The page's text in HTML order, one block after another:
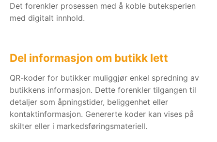
Det forenkler prosessen med å koble buteksperien
med digitalt innhold.
Del informasjon om butikk lett
QR-koder for butikker muliggjør enkel spredning av
butikkens informasjon. Dette forenkler tilgangen til
detaljer som åpningstider, beliggenhet eller
kontaktinformasjon. Genererte koder kan vises på
skilter eller i markedsføringsmateriell.